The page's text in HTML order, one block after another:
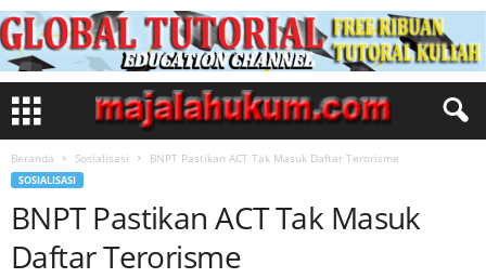
Beranda Sosialisasi BNPT Pastikan ACT Tak Masuk Daftar Terorisme
SOSIALISASI
BNPT Pastikan ACT Tak Masuk
Daftar Terorisme